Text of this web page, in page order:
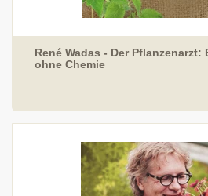
René Wadas - Der
ohne Chemie